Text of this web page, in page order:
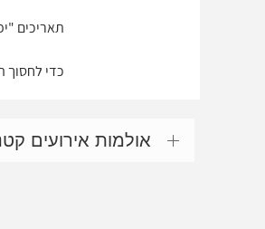
תאריכים "יפים" כמו לדוגמה, 10.10 מבוקשים מאוד
כדי לחסוך
אולמות אירועים